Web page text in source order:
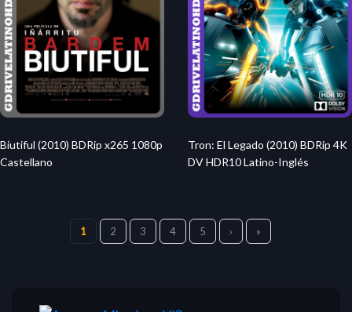
Biutiful (2010) BDRip x265 1080p
Castellano
Tron: El Legado (2010) BDRip 4K
DV HDR10 Latino-Inglés
1 2 3 4 5 › »